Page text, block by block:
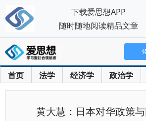
首页 法学 经济学 政治学
黄大慧：日本对华政策
下载爱思想APP
随时随地阅读精品文章